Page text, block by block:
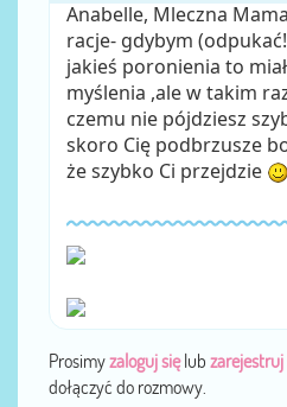
Anabelle, Mleczna
racje- gdybym
jakieś poronienia to
myślenia ,ale w takim
czemu nie pójdziesz
skoro Cię podbrzusze
że szybko Ci przejdzie
Prosimyzaloguj sięlub
dołączyć do rozmowy.